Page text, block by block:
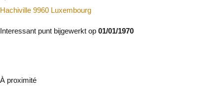
Hachiville 9960 Luxembourg
Interessant punt bijgewerkt op 01/01/1970
À proximité